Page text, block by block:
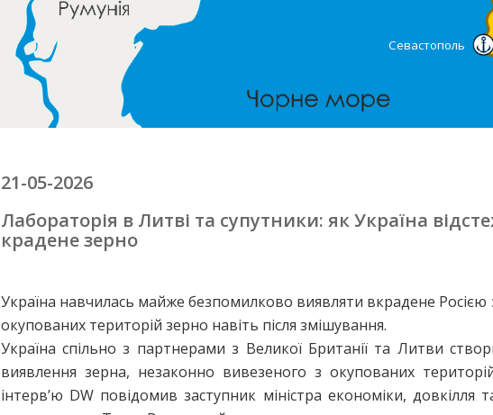
Севастополь
21-05-2026
Лабораторія в Литві та супутники: як Україна
крадене зерно
Україна навчилась майже безпомилково виявляти вкрадене Росією
окупованих територій зерно навіть після змішування.
Україна спільно з партнерами з Великої Британії та Литви
виявлення зерна, незаконно вивезеного з окупованих
інтерв’ю DW повідомив заступник міністра економіки, довкілля